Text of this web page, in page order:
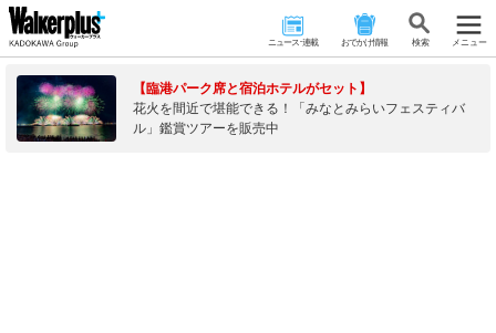
ニュース･連載 おでかけ情報 検 索 メニュー
【臨港パーク席と宿泊ホテルがセット】
花火を間近で堪能できる！「みなとみらいフェスティバ
ル」鑑賞ツアーを販売中